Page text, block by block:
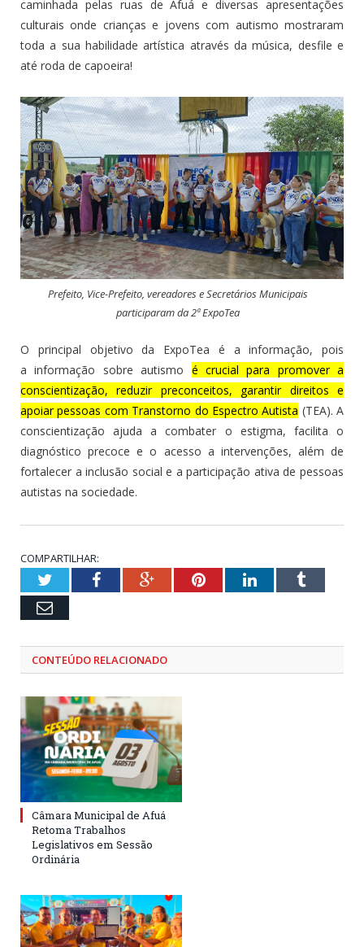
caminhada pelas ruas de Afuá e diversas apresentações
culturais onde crianças e jovens com autismo mostraram
toda a sua habilidade artística através da música, desfile e
até roda de capoeira!
Prefeito, Vice-Prefeito, vereadores e Secretários Municipais
participaram da 2ª ExpoTea
O principal objetivo da ExpoTea é a informação, pois
a informação sobre autismo é crucial para promover a
conscientização, reduzir preconceitos, garantir direitos e
apoiar pessoas com Transtorno do Espectro Autista (TEA). A
conscientização ajuda a combater o estigma, facilita o
diagnóstico precoce e o acesso a intervenções, além de
fortalecer a inclusão social e a participação ativa de pessoas
autistas na sociedade.
COMPARTILHAR:
TwitterFacebookGoogle+PinterestLinkedInTumblr
Email
CONTEÚDO RELACIONADO
Câmara Municipal de Afuá
Retoma Trabalhos
Legislativos em Sessão
Ordinária